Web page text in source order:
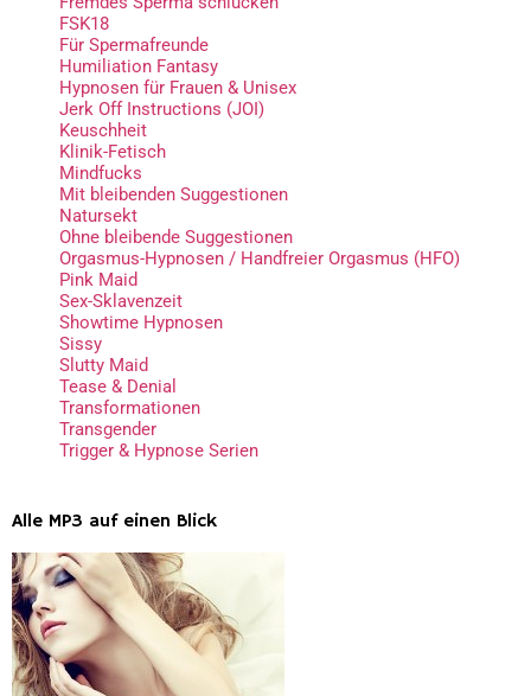
FSK18
Für Spermafreunde
Humiliation Fantasy
Hypnosen für Frauen & Unisex
Jerk Off Instructions (JOI)
Keuschheit
Klinik-Fetisch
Mindfucks
Mit bleibenden Suggestionen
Natursekt
Ohne bleibende Suggestionen
Orgasmus-Hypnosen / Handfreier Orgasmus (HFO)
Pink Maid
Sex-Sklavenzeit
Showtime Hypnosen
Sissy
Slutty Maid
Tease & Denial
Transformationen
Transgender
Trigger & Hypnose Serien
Alle MP3 auf einen Blick